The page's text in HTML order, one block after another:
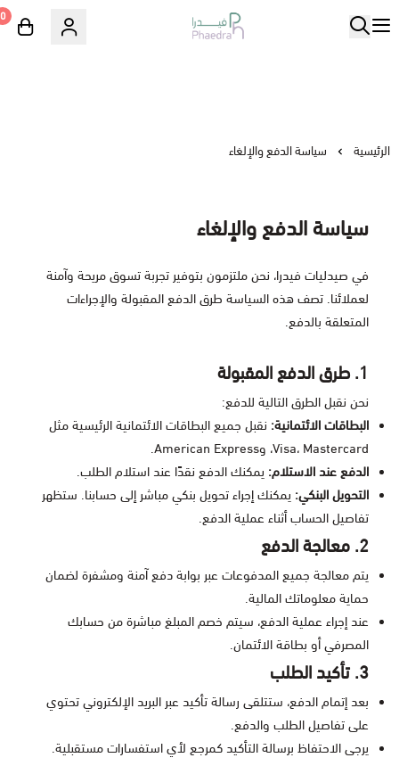
0
الرئيسية سياسة الدفع والإلغاء
سياسة الدفع والإلغاء
في صيدليات فيدرا، نحن ملتزمون بتوفير تجربة تسوق مريحة وآمنة
لعملائنا. تصف هذه السياسة طرق الدفع المقبولة والإجراءات
المتعلقة بالدفع.
1. طرق الدفع المقبولة
نحن نقبل الطرق التالية للدفع:
البطاقات الائتمانية: نقبل جميع البطاقات الائتمانية الرئيسية مثل
Visa، Mastercard، وAmerican Express.
الدفع عند الاستلام: يمكنك الدفع نقدًا عند استلام الطلب.
التحويل البنكي: يمكنك إجراء تحويل بنكي مباشر إلى حسابنا. ستظهر
تفاصيل الحساب أثناء عملية الدفع.
2. معالجة الدفع
يتم معالجة جميع المدفوعات عبر بوابة دفع آمنة ومشفرة لضمان
حماية معلوماتك المالية.
عند إجراء عملية الدفع، سيتم خصم المبلغ مباشرة من حسابك
المصرفي أو بطاقة الائتمان.
3. تأكيد الطلب
بعد إتمام الدفع، ستتلقى رسالة تأكيد عبر البريد الإلكتروني تحتوي
على تفاصيل الطلب والدفع.
يرجى الاحتفاظ برسالة التأكيد كمرجع لأي استفسارات مستقبلية.